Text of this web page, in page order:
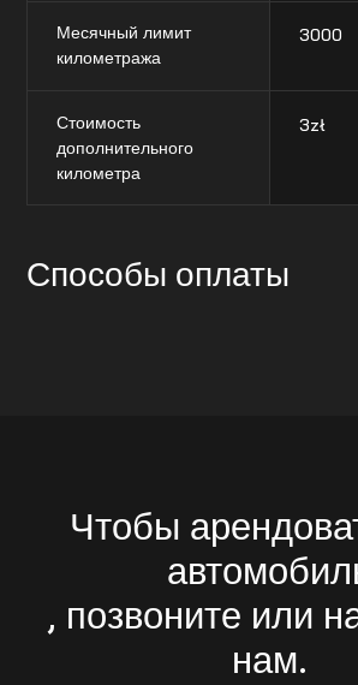
Месячный лимит
километража
3000
Стоимость
дополнительного
километра
3zł
Способы оплаты
Чтобы
, позвоните или
нам.